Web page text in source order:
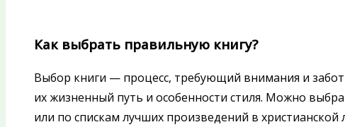
Как выбрать правильную книгу?
Выбор книги — процесс, требующий внимания и
их жизненный путь и особенности стиля. Можно
или по спискам лучших произведений в христианской